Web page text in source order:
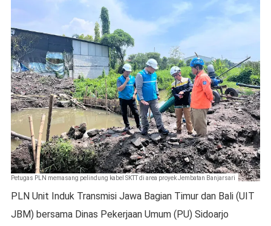
Petugas PLN memasang pelindung kabel SKTT di area proyek Jembatan Banjarsari
PLN Unit Induk Transmisi Jawa Bagian Timur dan Bali (UIT
JBM) bersama Dinas Pekerjaan Umum (PU) Sidoarjo